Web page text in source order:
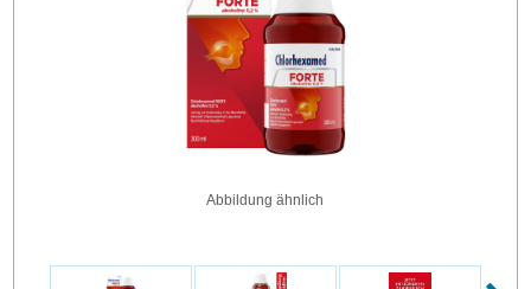
Abbildung ähnlich